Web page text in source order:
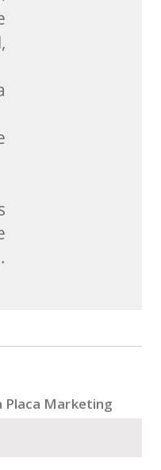
Placa Marketing